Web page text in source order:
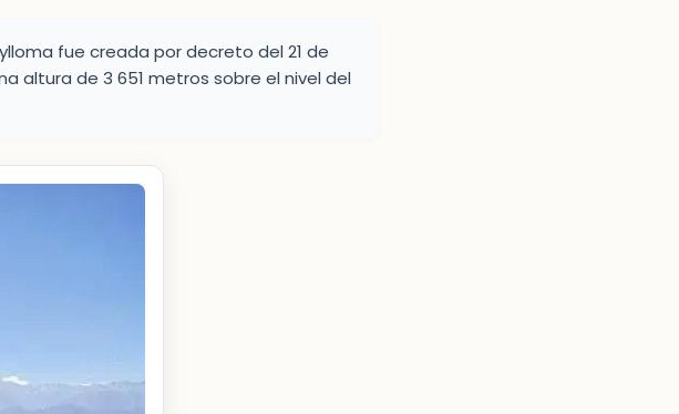
fue creada por decreto del 21 de
altura de 3 651 metros sobre el nivel del